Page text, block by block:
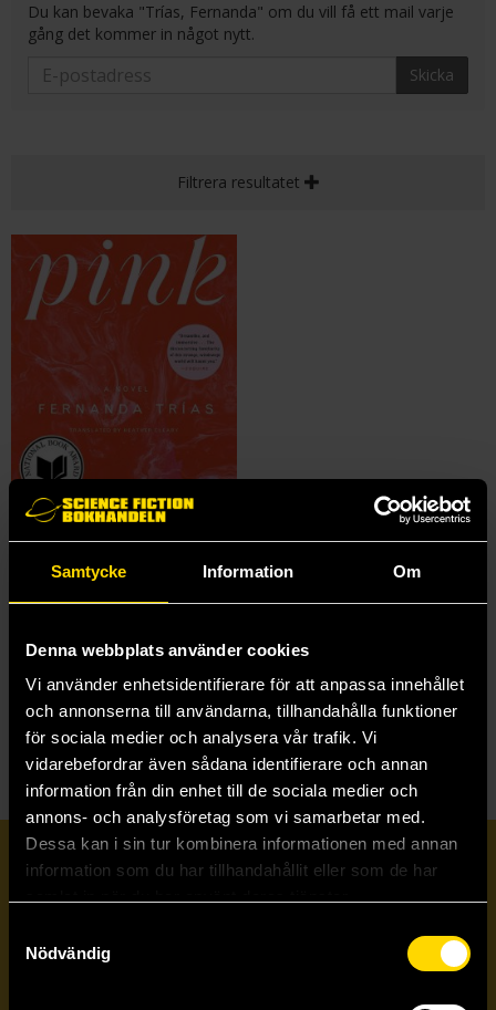
Samtycke Information Om
Denna webbplats använder cookies
Vi använder enhetsidentifierare för att anpassa innehållet
och annonserna till användarna, tillhandahålla funktioner
för sociala medier och analysera vår trafik. Vi
vidarebefordrar även sådana identifierare och annan
information från din enhet till de sociala medier och
annons- och analysföretag som vi samarbetar med.
Dessa kan i sin tur kombinera informationen med annan
information som du har tillhandahållit eller som de har
Nödvändig
Du kan bevaka "Trías, Fernanda" om du vill få ett mail varje
gång det kommer in något nytt.
Skicka
Filtrera resultatet
Pink Slime
Fernanda Trías
Längre leveranstid
Prenumerera på vårt nyhetsbrev
Skicka